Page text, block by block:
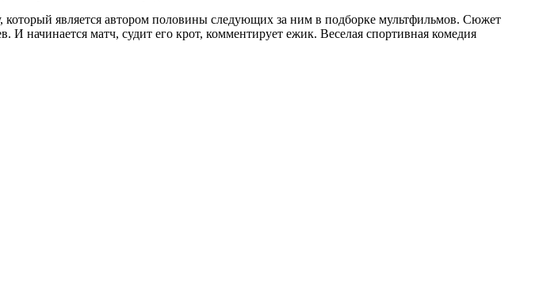
который является автором половины следующих за ним в подборке мультфильмов. Сюжет
начинается матч, судит его крот, комментирует ежик. Веселая спортивная комедия